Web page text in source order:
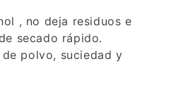
, no deja residuos e
secado rápido.
polvo, suciedad y